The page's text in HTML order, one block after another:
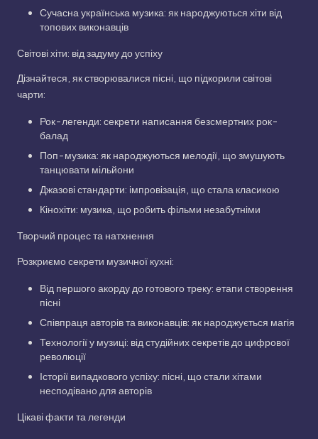
Сучасна українська музика: як народжуються хіти від
топових виконавців
Світові хіти: від задуму до успіху
Дізнайтеся, як створювалися пісні, що підкорили світові
чарти:
Рок-легенди: секрети написання безсмертних рок-
балад
Поп-музика: як народжуються мелодії, що змушують
танцювати мільйони
Джазові стандарти: імпровізація, що стала класикою
Кінохіти: музика, що робить фільми незабутніми
Творчий процес та натхнення
Розкриємо секрети музичної кухні:
Від першого акорду до готового треку: етапи створення
пісні
Співпраця авторів та виконавців: як народжується магія
Технології у музиці: від студійних секретів до цифрової
революції
Історії випадкового успіху: пісні, що стали хітами
несподівано для авторів
Цікаві факти та легенди